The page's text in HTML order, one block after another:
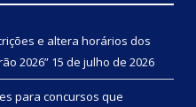
e altera horários dos
2026” 15 de julho de 2026
para concursos que